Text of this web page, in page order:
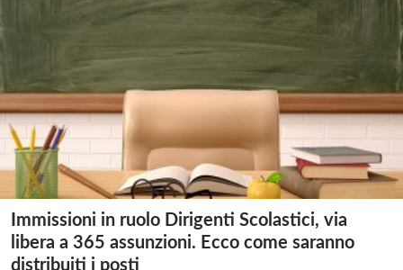
Immissioni in ruolo Dirigenti Scolastici, via
libera a 365 assunzioni. Ecco come saranno
distribuiti i posti